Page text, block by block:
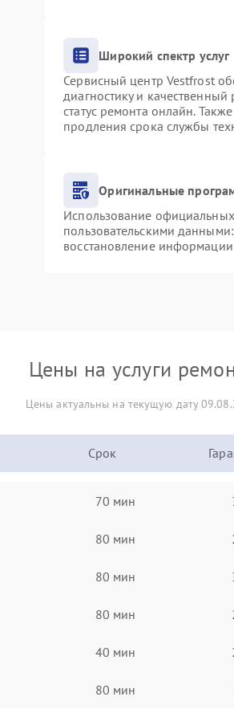
Широкий спектр услуг
Сервисный центр Vestfrost
диагностику и
статус ремонта онлайн.
продления срока службы
Оригинальные
Использование
пользовательскими
восстановление
Цены на услуги
Цены актуальны на текущую дату
Срок
70 мин
80 мин
80 мин
80 мин
40 мин
80 мин